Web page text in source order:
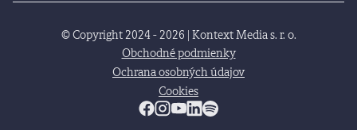
© Copyright 2024 - 2026 | Kontext Media s. r. o.
Obchodné podmienky
Ochrana osobných údajov
Cookies